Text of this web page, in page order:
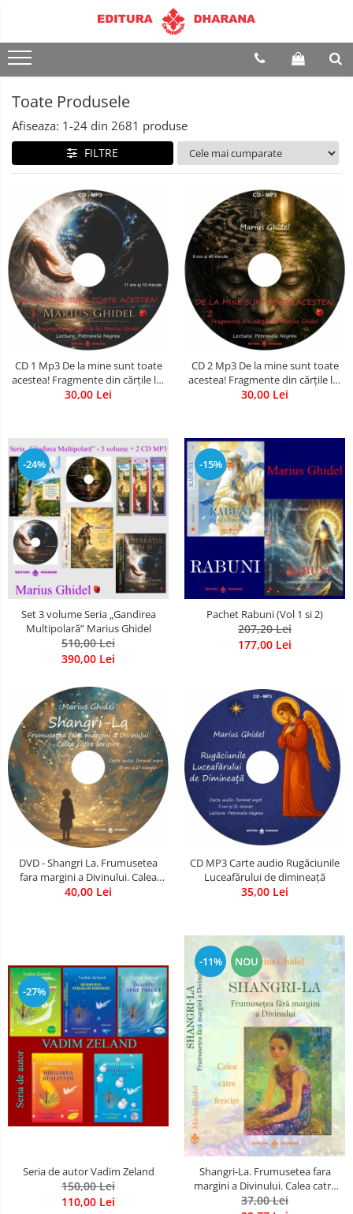
Toate Produsele
Afiseaza: 1-24 din 2681 produse
FILTRE
CD 1 Mp3 De la mine sunt toate
acestea! Fragmente din cărțile lui
Marius Ghidel
30,00 Lei
CD 2 Mp3 De la mine sunt toate
acestea! Fragmente din cărțile lui
Marius Ghidel
30,00 Lei
-24%
Set 3 volume Seria „Gandirea
Multipolară” Marius Ghidel
510,00 Lei
390,00 Lei
-15%
Pachet Rabuni (Vol 1 si 2)
207,20 Lei
177,00 Lei
DVD - Shangri La. Frumusetea
fara margini a Divinului. Calea
catre fericire
40,00 Lei
CD MP3 Carte audio Rugăciunile
Luceafărului de dimineață
35,00 Lei
-27%
Seria de autor Vadim Zeland
150,00 Lei
110,00 Lei
-11% NOU
Shangri-La. Frumusetea fara
margini a Divinului. Calea catre
fericire
37,00 Lei